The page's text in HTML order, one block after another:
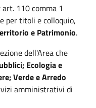
110 comma 1
per titoli e colloquio,
e Patrimonio.
dell'Area che
Ecologia e
Verde e Arredo
amministrativi di